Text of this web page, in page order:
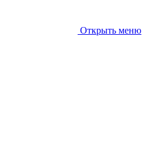
Открыть меню